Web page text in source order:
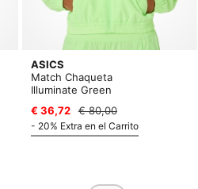
ASICS
Match Chaqueta
Illuminate Green
€ 36,72
€ 80,00
- 20% Extra en el Carrito